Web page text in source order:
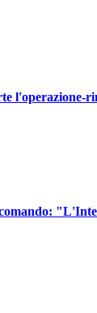
l'operazione-